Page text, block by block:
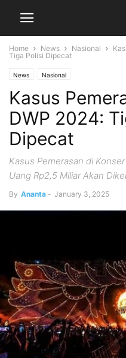
Home News Nasional
Tiga Polisi Dipecat
News Nasional
Kasus
DWP 2024:
Dipecat
Kasus Pemerasan di
Uang Rp2,5 Miliar Akan
By Ananta - January 3, 2025